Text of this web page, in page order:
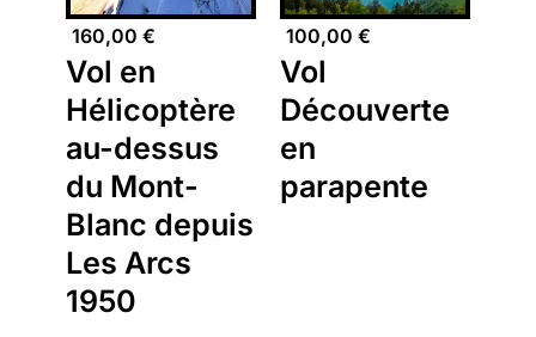
160,00 €
Vol en
Hélicoptère
au-dessus
du Mont-
Blanc depuis
Les Arcs
1950
100,00 €
Vol
Découverte
en
parapente